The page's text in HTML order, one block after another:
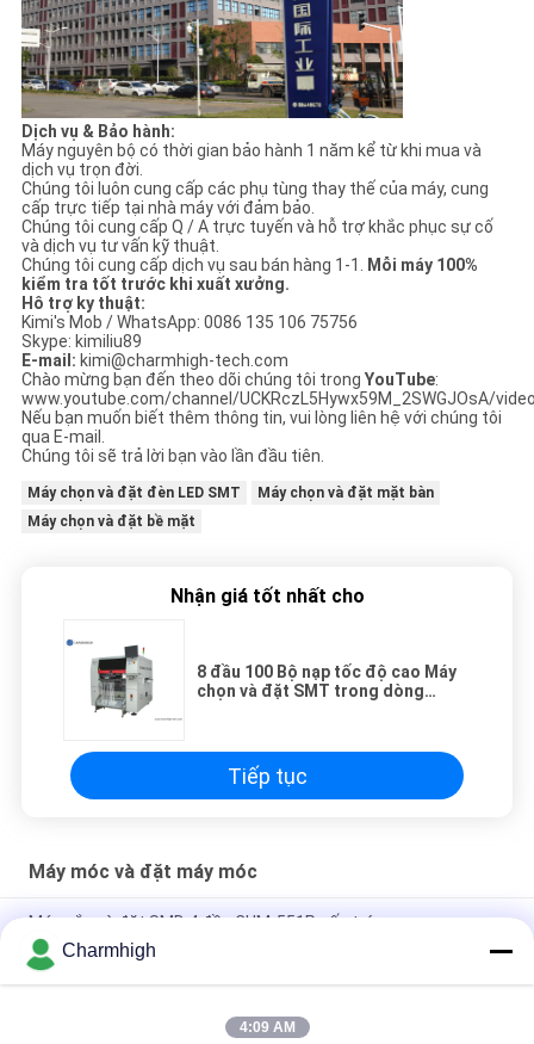
Dịch vụ & Bảo hành:
Máy nguyên bộ có thời gian bảo hành 1 năm kể từ khi mua và
dịch vụ trọn đời.
Chúng tôi luôn cung cấp các phụ tùng thay thế của máy, cung
cấp trực tiếp tại nhà máy với đảm bảo.
Chúng tôi cung cấp Q / A trực tuyến và hỗ trợ khắc phục sự cố
và dịch vụ tư vấn kỹ thuật.
Chúng tôi cung cấp dịch vụ sau bán hàng 1-1. Mỗi máy 100%
kiểm tra tốt trước khi xuất xưởng.
Hô trợ ky thuật:
Kimi's Mob / WhatsApp: 0086 135 106 75756
Skype: kimiliu89
E-mail: kimi@charmhigh-tech.com
Chào mừng bạn đến theo dõi chúng tôi trong YouTube:
www.youtube.com/channel/UCKRczL5Hywx59M_2SWGJOsA/
Nếu bạn muốn biết thêm thông tin, vui lòng liên hệ với chúng tôi
qua E-mail.
Chúng tôi sẽ trả lời bạn vào lần đầu tiên.
Máy chọn và đặt đèn LED SMT
Máy chọn và đặt mặt bàn
Máy chọn và đặt bề mặt
Nhận giá tốt nhất cho
8 đầu 100 Bộ nạp tốc độ cao Máy
chọn và đặt SMT trong dòng
Tiếp tục
Máy móc và đặt máy móc
Máy gắp và đặt SMD 4 đầu CHM-551P cấu trúc gang
Thiết kế hẹp Mô-đun TC06 độ chính xác cao Máy gắp và đặt
SMT 6 đầu Hỗ trợ 01005
Charmhigh TM08 PCBA sản xuất SMT Chip Mounter
Charmhigh
4:09 AM